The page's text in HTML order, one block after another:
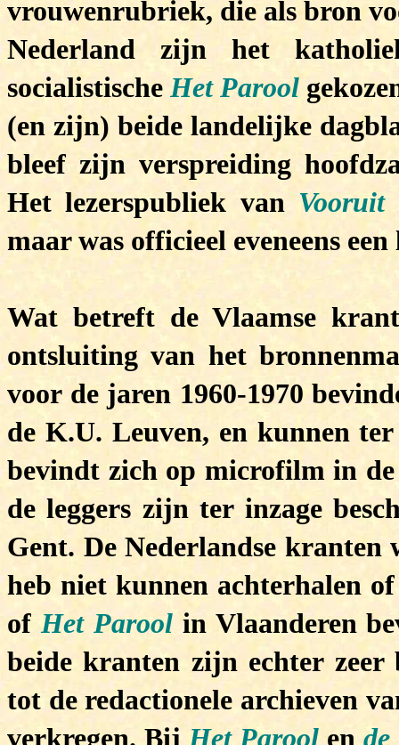
vrouwenrubriek, die als bron
Nederland zijn het
socialistischeHet Parool
(en zijn) beide landelijke
bleef zijn verspreiding
Het lezerspubliek van Vooruit
maar was officieel eveneens
Wat betreft de Vlaamse
ontsluiting van het
voor de jaren 1960-1970
de K.U. Leuven, en kunnen
bevindt zich op microfilm in
de leggers zijn ter inzage
Gent. De Nederlandse
heb niet kunnen achterhalen
ofHet Paroolin Vlaanderen
beide kranten zijn echter zeer
tot de redactionele archieven
verkregen. BijHet Parool en de